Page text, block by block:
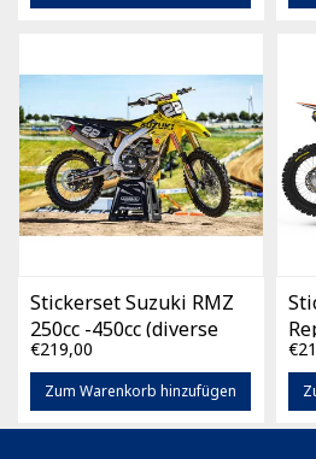
Stickerset Suzuki RMZ
250cc -450cc (diverse
bouwjaren)
€219,00
Zum Warenkorb hinzufügen